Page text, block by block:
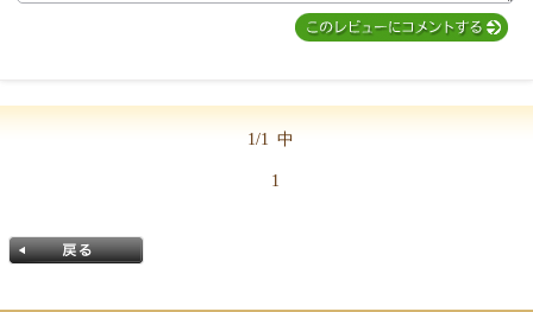
1/1 中
1